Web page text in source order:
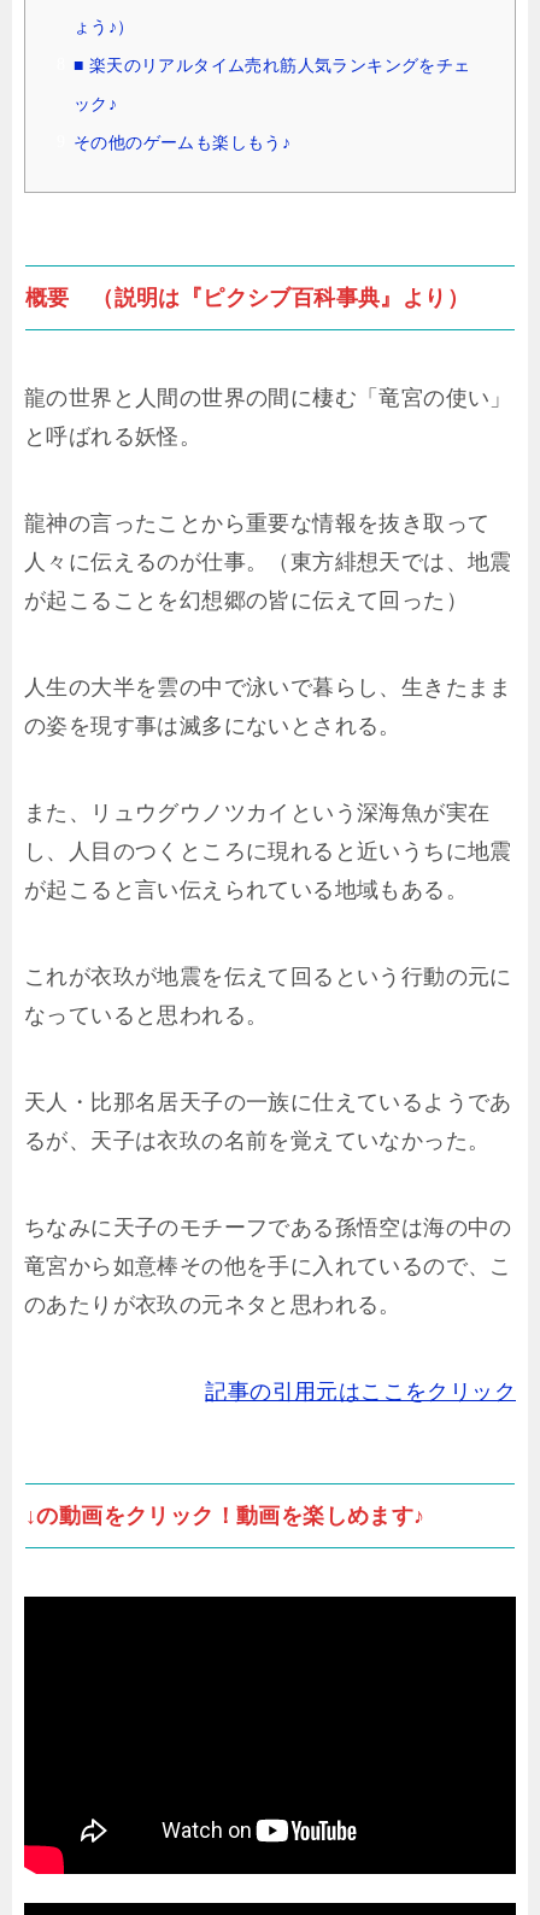
ょう♪）
■ 楽天のリアルタイム売れ筋人気ランキングをチェ
ック♪
その他のゲームも楽しもう♪
概要 （説明は『ピクシブ百科事典』より）
龍の世界と人間の世界の間に棲む「竜宮の使い」
と呼ばれる妖怪。
龍神の言ったことから重要な情報を抜き取って
人々に伝えるのが仕事。（東方緋想天では、地震
が起こることを幻想郷の皆に伝えて回った）
人生の大半を雲の中で泳いで暮らし、生きたまま
の姿を現す事は滅多にないとされる。
また、リュウグウノツカイという深海魚が実在
し、人目のつくところに現れると近いうちに地震
が起こると言い伝えられている地域もある。
これが衣玖が地震を伝えて回るという行動の元に
なっていると思われる。
天人・比那名居天子の一族に仕えているようであ
るが、天子は衣玖の名前を覚えていなかった。
ちなみに天子のモチーフである孫悟空は海の中の
竜宮から如意棒その他を手に入れているので、こ
のあたりが衣玖の元ネタと思われる。
記事の引用元はここをクリック
↓の動画をクリック！動画を楽しめます♪